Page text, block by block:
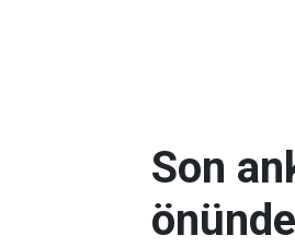
Son
önünde